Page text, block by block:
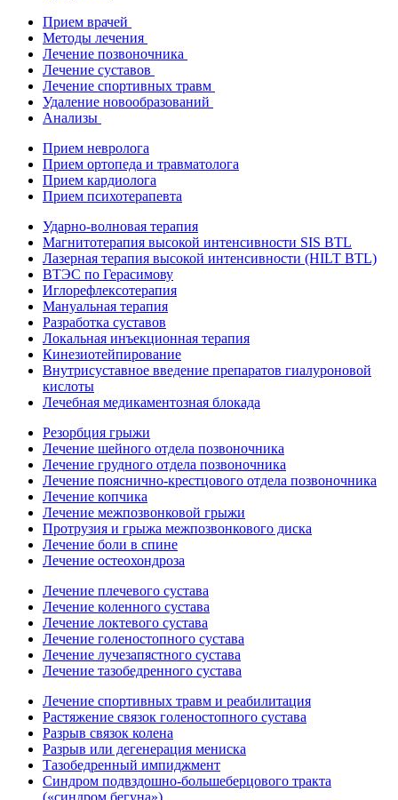
Прием врачей
Методы лечения
Лечение позвоночника
Лечение суставов
Лечение спортивных травм
Удаление новообразований
Анализы
Прием невролога
Прием ортопеда и травматолога
Прием кардиолога
Прием психотерапевта
Ударно-волновая терапия
Магнитотерапия высокой интенсивности SIS BTL
Лазерная терапия высокой интенсивности (HILT BTL)
ВТЭС по Герасимову
Иглорефлексотерапия
Мануальная терапия
Разработка суставов
Локальная инъекционная терапия
Кинезиотейпирование
Внутрисуставное введение препаратов гиалуроновой
кислоты
Лечебная медикаментозная блокада
Резорбция грыжи
Лечение шейного отдела позвоночника
Лечение грудного отдела позвоночника
Лечение пояснично-крестцового отдела позвоночника
Лечение копчика
Лечение межпозвонковой грыжи
Протрузия и грыжа межпозвонкового диска
Лечение боли в спине
Лечение остеохондроза
Лечение плечевого сустава
Лечение коленного сустава
Лечение локтевого сустава
Лечение голеностопного сустава
Лечение лучезапястного сустава
Лечение тазобедренного сустава
Лечение спортивных травм и реабилитация
Растяжение связок голеностопного сустава
Разрыв связок колена
Разрыв или дегенерация мениска
Тазобедренный импиджмент
Синдром подвздошно-большеберцового тракта
(«синдром бегуна»)